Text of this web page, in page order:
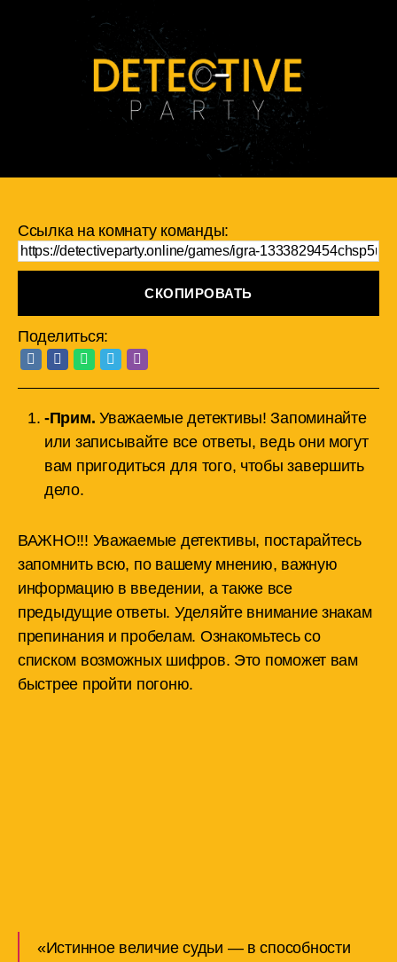
Ссылка на комнату команды:
СКОПИРОВАТЬ
Поделиться:
-Прим.Уважаемые детективы! Запоминайте
или записывайте все ответы, ведь они могут
вам пригодиться для того, чтобы завершить
дело.
ВАЖНО!!! Уважаемые детективы, постарайтесь
запомнить всю, по вашему мнению, важную
информацию в введении, а также все
предыдущие ответы. Уделяйте внимание знакам
препинания и пробелам. Ознакомьтесь со
списком возможных шифров. Это поможет вам
быстрее пройти погоню.
«Истинное величие судьи — в способности